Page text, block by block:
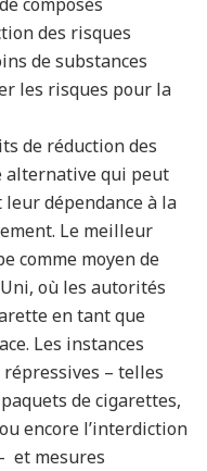
des risques
de substances
les risques pour la
de réduction des
alternative qui peut
dépendance à la
Le meilleur
comme moyen de
où les autorités
en tant que
Les instances
– telles
de cigarettes,
encore l’interdiction
et mesures